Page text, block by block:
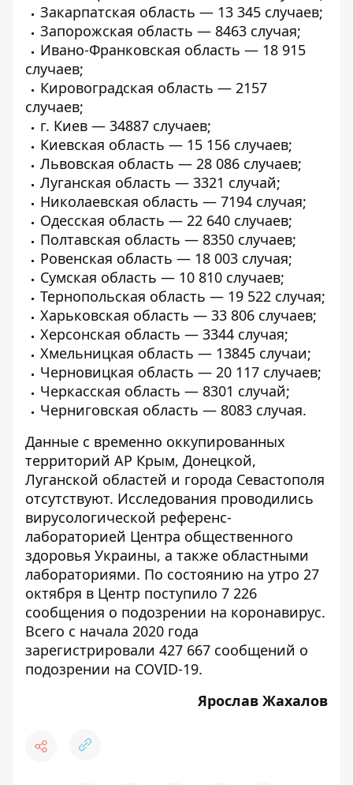
Закарпатская область — 13 345 случаев;
Запорожская область — 8463 случая;
Ивано-Франковская область — 18 915
случаев;
Кировоградская область — 2157
случаев;
г. Киев — 34887 случаев;
Киевская область — 15 156 случаев;
Львовская область — 28 086 случаев;
Луганская область — 3321 случай;
Николаевская область — 7194 случая;
Одесская область — 22 640 случаев;
Полтавская область — 8350 случаев;
Ровенская область — 18 003 случая;
Сумская область — 10 810 случаев;
Тернопольская область — 19 522 случая;
Харьковская область — 33 806 случаев;
Херсонская область — 3344 случая;
Хмельницкая область — 13845 случаи;
Черновицкая область — 20 117 случаев;
Черкасская область — 8301 случай;
Черниговская область — 8083 случая.
Данные с временно оккупированных
территорий АР Крым, Донецкой,
Луганской областей и города Севастополя
отсутствуют. Исследования проводились
вирусологической референс-
лабораторией Центра общественного
здоровья Украины, а также областными
лабораториями. По состоянию на утро 27
октября в Центр поступило 7 226
сообщения о подозрении на коронавирус.
Всего с начала 2020 года
зарегистрировали 427 667 сообщений о
подозрении на COVID-19.
Ярослав Жахалов